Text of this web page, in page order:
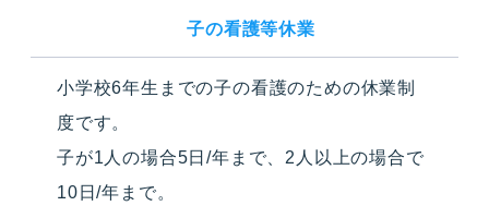
子の看護等休業
小学校6年生までの子の看護のための休業制
度です。
子が1人の場合5日/年まで、2人以上の場合で
10日/年まで。